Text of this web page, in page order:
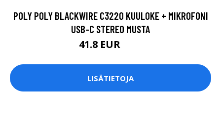
POLY POLY BLACKWIRE C3220 KUULOKE + MIKROFONI
USB-C STEREO MUSTA
41.8 EUR
LISÄTIETOJA